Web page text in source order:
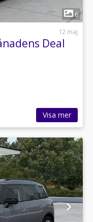
6
12 maj
Deal
Visa mer